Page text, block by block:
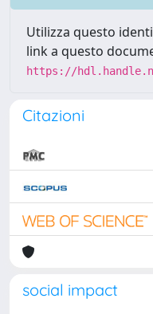
Utilizza questo
link a questo
https://
Citazioni
social impact